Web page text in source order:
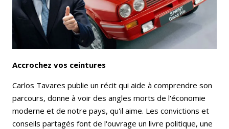
Accrochez vos ceintures
Carlos Tavares publie un récit qui aide à comprendre son
parcours, donne à voir des angles morts de l'économie
moderne et de notre pays, qu'il aime. Les convictions et
conseils partagés font de l'ouvrage un livre politique, une